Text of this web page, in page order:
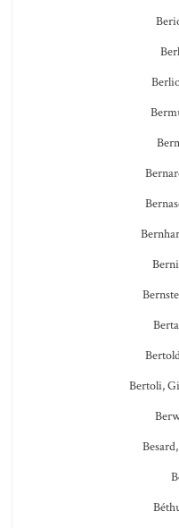
Bertoli,